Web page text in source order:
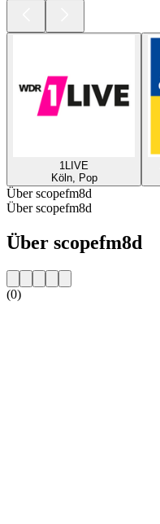
1LIVE
Köln, Pop
Über scopefm8d
Über scopefm8d
Über scopefm8d
(0)